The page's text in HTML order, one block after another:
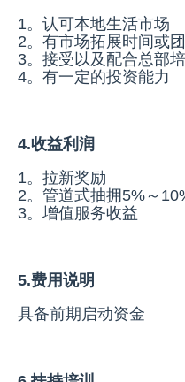
1。认可本地生活市场
2。有市场拓展时间或
3。接受以及配合总部
4。有一定的投资能力
4.收益利润
1。拉新奖励
2。管道式抽拥5%～
3。增值服务收益
5.费用说明
具备前期启动资金